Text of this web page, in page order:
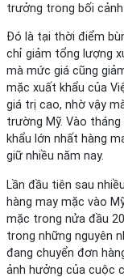
trưởng trong bối
Đó là tại thời điểm
chỉ giảm tổng lượng
mà mức giá cũng
mặc xuất khẩu của
giá trị cao, nhờ vậy
trường Mỹ. Vào
khẩu lớn nhất hàng
giữ nhiều năm nay.
Lần đầu tiên sau
hàng may mặc vào
mặc trong nửa đầu
trong những nguyên
đang chuyển đơn
ảnh hưởng của cuộc